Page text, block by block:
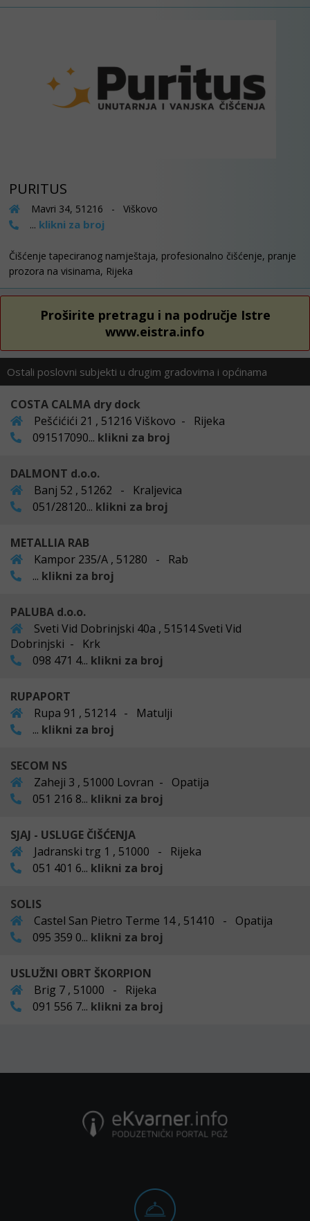
PURITUS
Mavri 34, 51216 - Viškovo
... klikni za broj
Čišćenje tapeciranog namještaja, profesionalno čišćenje, pranje
prozora na visinama, Rijeka
Proširite pretragu i na područje Istre
www.eistra.info
Ostali poslovni subjekti u drugim gradovima i općinama
COSTA CALMA dry dock
Pešćićići 21 , 51216 Viškovo - Rijeka
091517090... klikni za broj
DALMONT d.o.o.
Banj 52 , 51262 - Kraljevica
051/28120... klikni za broj
METALLIA RAB
Kampor 235/A , 51280 - Rab
... klikni za broj
PALUBA d.o.o.
Sveti Vid Dobrinjski 40a , 51514 Sveti Vid
Dobrinjski - Krk
098 471 4... klikni za broj
RUPAPORT
Rupa 91 , 51214 - Matulji
... klikni za broj
SECOM NS
Zaheji 3 , 51000 Lovran - Opatija
051 216 8... klikni za broj
SJAJ - USLUGE ČIŠĆENJA
Jadranski trg 1 , 51000 - Rijeka
051 401 6... klikni za broj
SOLIS
Castel San Pietro Terme 14 , 51410 - Opatija
095 359 0... klikni za broj
USLUŽNI OBRT ŠKORPION
Brig 7 , 51000 - Rijeka
091 556 7... klikni za broj